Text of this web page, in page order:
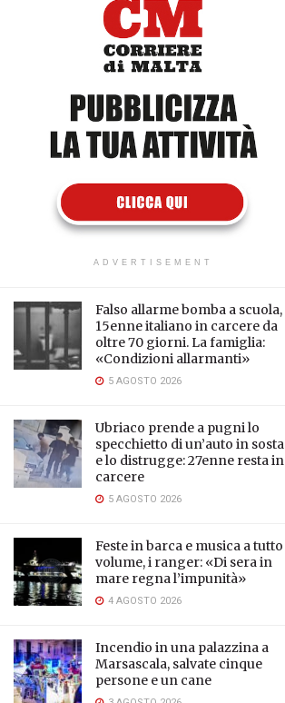
ADVERTISEMENT
Falso allarme bomba a scuola,
15enne italiano in carcere da
oltre 70 giorni. La famiglia:
«Condizioni allarmanti»
5 AGOSTO 2026
Ubriaco prende a pugni lo
specchietto di un’auto in sosta
e lo distrugge: 27enne resta in
carcere
5 AGOSTO 2026
Feste in barca e musica a tutto
volume, i ranger: «Di sera in
mare regna l’impunità»
4 AGOSTO 2026
Incendio in una palazzina a
Marsascala, salvate cinque
persone e un cane